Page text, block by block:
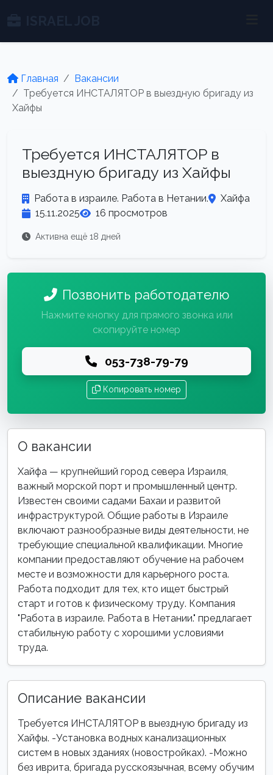
Главная
Вакансии
Требуется ИНСТАЛЯТОР в выездную бригаду из
Хайфы
Требуется ИНСТАЛЯТОР в
выездную бригаду из Хайфы
Работа в израиле. Работа в Нетании.
Хайфа
15.11.2025
16 просмотров
Активна ещё 18 дней
Позвонить работодателю
Нажмите кнопку для прямого звонка или
скопируйте номер
053-738-79-79
Копировать номер
О вакансии
Хайфа — крупнейший город севера Израиля,
важный морской порт и промышленный центр.
Известен своими садами Бахаи и развитой
инфраструктурой. Общие работы в Израиле
включают разнообразные виды деятельности, не
требующие специальной квалификации. Многие
компании предоставляют обучение на рабочем
месте и возможности для карьерного роста.
Работа подходит для тех, кто ищет быстрый
старт и готов к физическому труду. Компания
"Работа в израиле. Работа в Нетании." предлагает
стабильную работу с хорошими условиями
труда.
Описание вакансии
Требуется ИНСТАЛЯТОР в выездную бригаду из
Хайфы. -Установка водных канализационных
систем в новых зданиях (новостройках). -Можно
без иврита, бригада русскоязычная, всему обучим